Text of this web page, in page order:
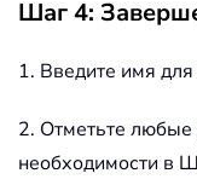
Шаг 4:
1. Введите имя
2. Отметьте
необходимости в